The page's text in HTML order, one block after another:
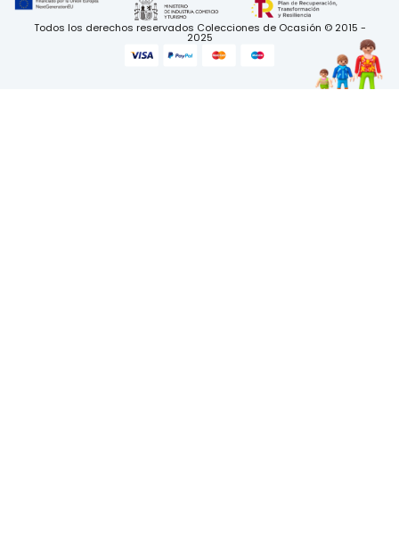
Todos los derechos reservados Colecciones de Ocasión © 2015 -
2025